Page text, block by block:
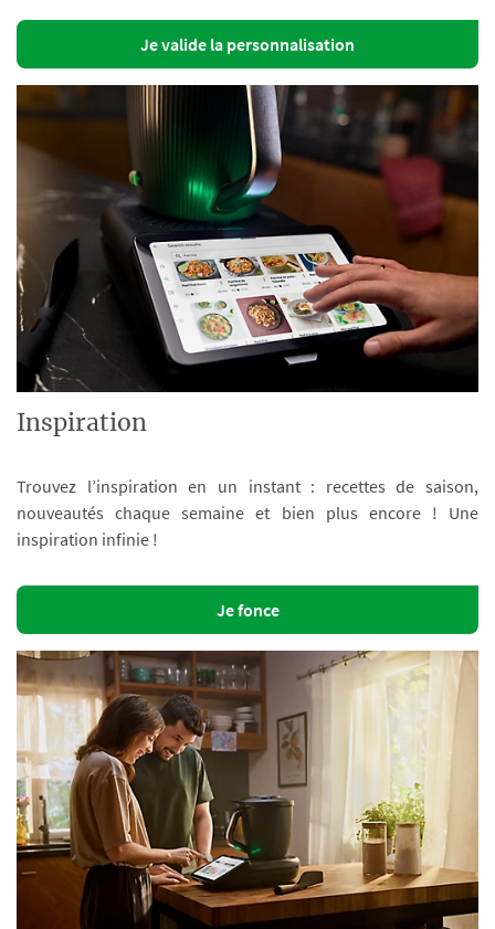
Je valide la personnalisation
Inspiration
Trouvez l’inspiration en un instant : recettes de saison,
nouveautés chaque semaine et bien plus encore ! Une
inspiration infinie !
Je fonce